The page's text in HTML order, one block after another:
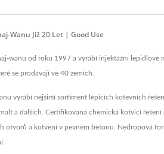
Wanu Již 20 Let | Good Use
wanu od roku 1997 a vyrábí injektážní
se prodávají ve 40 zemích.
vyrábí nejširší sortiment lepicích kotevních
a dalších. Certifikovaná chemická kotvicí
otvorů a kotvení v pevném betonu. Nedropová